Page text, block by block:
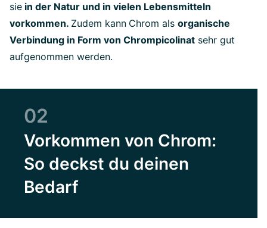
sie in der Natur und in vielen Lebensmitteln
vorkommen. Zudem kann Chrom als organische
Verbindung in Form von Chrompicolinat sehr gut
aufgenommen werden.
02
Vorkommen von Chrom:
So deckst du deinen
Bedarf